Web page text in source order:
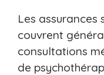
Les assurances
couvrent
consultations
de